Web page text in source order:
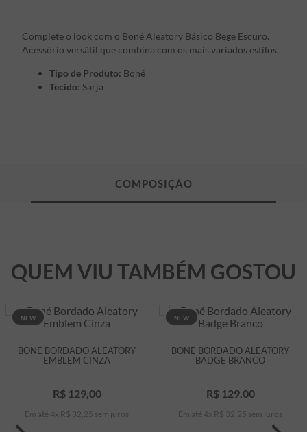
Complete o look com o Boné Aleatory Básico Bege Escuro.
Acessório versátil que combina com os mais variados estilos.
Tipo de Produto: Boné
Tecido: Sarja
QUEM VIU TAMBÉM GOSTOU
NEW
BONÉ BORDADO ALEATORY
EMBLEM CINZA
R$ 129,00
Em até 4 x R$ 32 25 sem juros
NEW
BONÉ BORDADO ALEATORY
BADGE BRANCO
R$ 129,00
Em até 4 x R$ 32 25 sem juros